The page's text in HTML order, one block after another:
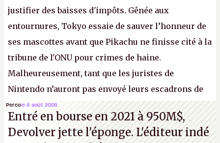
justifier des baisses d'impôts. Gênée aux
entournures, Tokyo essaie de sauver l’honneur de
ses mascottes avant que Pikachu ne finisse cité à la
tribune de l'ONU pour crimes de haine.
Malheureusement, tant que les juristes de
Nintendo n’auront pas envoyé leurs escadrons de
la mort judiciaires pour distribuer ducopyright
strikeà tour de bras, l'Oncle Sam continuera
d'étaler sa confiture intellectuelle sur vos
Percole 6 août 2026
Entré en bourse en 2021 à 950M$,
Devolver jette l'éponge. L'éditeur indé